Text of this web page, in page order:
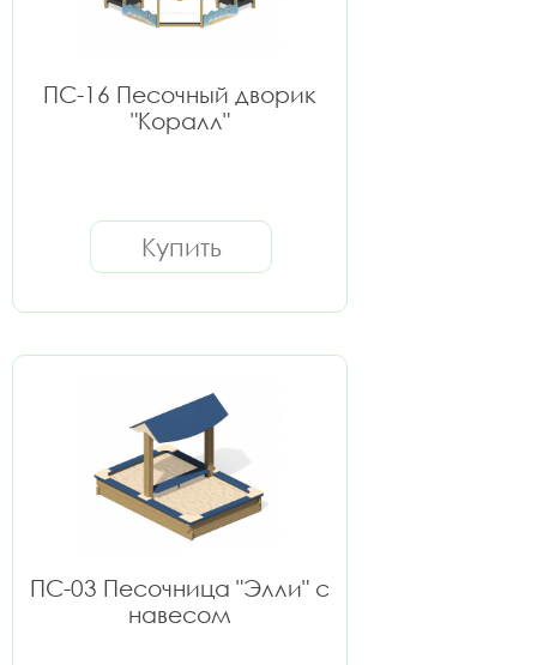
ПС-16 Песочный дворик
"Коралл"
Купить
ПС-03 Песочница "Элли" с
навесом